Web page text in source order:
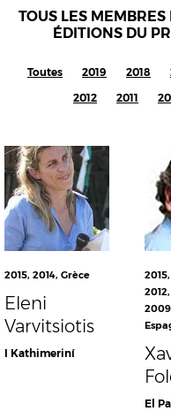
TOUS LES
ÉDITIONS DU
Toutes 2019 2018
2012
2011
2015, 2014, Grèce
Eleni
Varvitsiotis
I Kathimeriní
2015
2012
2009
El